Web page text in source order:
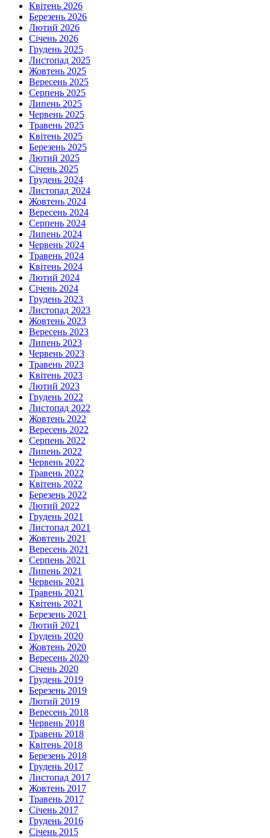
Квітень 2026
Березень 2026
Лютий 2026
Січень 2026
Грудень 2025
Листопад 2025
Жовтень 2025
Вересень 2025
Серпень 2025
Липень 2025
Червень 2025
Травень 2025
Квітень 2025
Березень 2025
Лютий 2025
Січень 2025
Грудень 2024
Листопад 2024
Жовтень 2024
Вересень 2024
Серпень 2024
Липень 2024
Червень 2024
Травень 2024
Квітень 2024
Лютий 2024
Січень 2024
Грудень 2023
Листопад 2023
Жовтень 2023
Вересень 2023
Липень 2023
Червень 2023
Травень 2023
Квітень 2023
Лютий 2023
Грудень 2022
Листопад 2022
Жовтень 2022
Вересень 2022
Серпень 2022
Липень 2022
Червень 2022
Травень 2022
Квітень 2022
Березень 2022
Лютий 2022
Грудень 2021
Листопад 2021
Жовтень 2021
Вересень 2021
Серпень 2021
Липень 2021
Червень 2021
Травень 2021
Квітень 2021
Березень 2021
Лютий 2021
Грудень 2020
Жовтень 2020
Вересень 2020
Січень 2020
Грудень 2019
Березень 2019
Лютий 2019
Вересень 2018
Червень 2018
Травень 2018
Квітень 2018
Березень 2018
Грудень 2017
Листопад 2017
Жовтень 2017
Травень 2017
Січень 2017
Грудень 2016
Січень 2015